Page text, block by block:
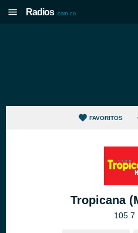
Radios .com.co
FAVORITOS
Tropicana
105.7